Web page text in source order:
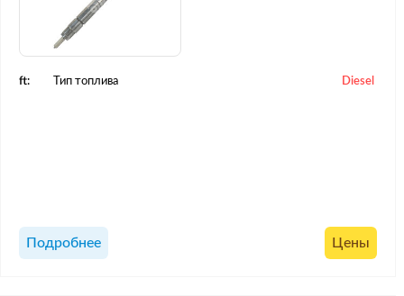
ft: Тип топлива Diesel
Подробнее Цены